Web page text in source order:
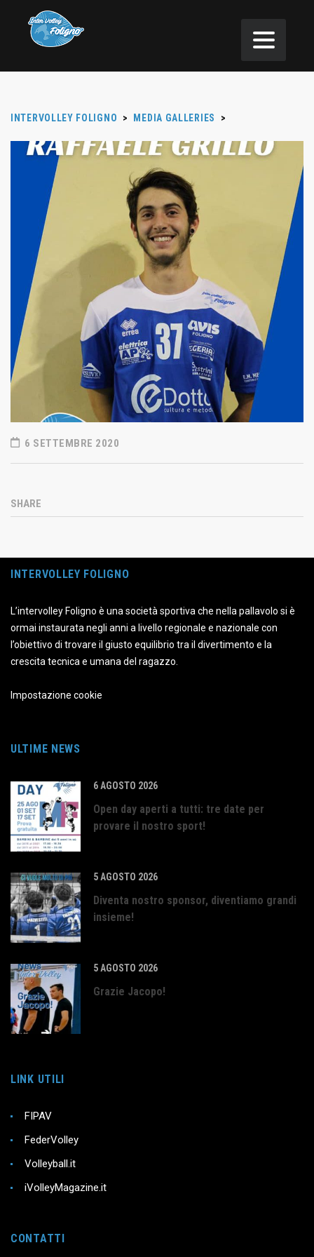
INTERVOLLEY FOLIGNO > MEDIA GALLERIES >
6 SETTEMBRE 2020
SHARE
INTERVOLLEY FOLIGNO
L’intervolley Foligno è una società sportiva che nella pallavolo si è
ormai instaurata negli anni a livello regionale e nazionale con
l’obiettivo di trovare il giusto equilibrio tra il divertimento e la
crescita tecnica e umana del ragazzo.
Impostazione cookie
ULTIME NEWS
6 AGOSTO 2026
Open day aperti a tutti: tre date per
provare il nostro sport!
5 AGOSTO 2026
Diventa nostro sponsor, diventiamo grandi
insieme!
5 AGOSTO 2026
Grazie Jacopo!
LINK UTILI
FIPAV
FederVolley
Volleyball.it
iVolleyMagazine.it
CONTATTI